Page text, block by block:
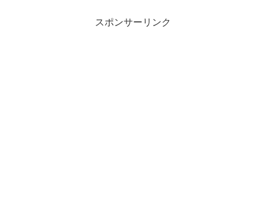
スポンサーリンク